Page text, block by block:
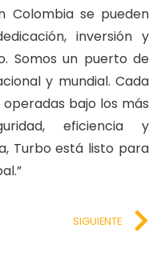
Colombia se pueden
inversión y
Somos un puerto de
y mundial. Cada
bajo los más
eficiencia y
Turbo está listo para
SIGUIENTE